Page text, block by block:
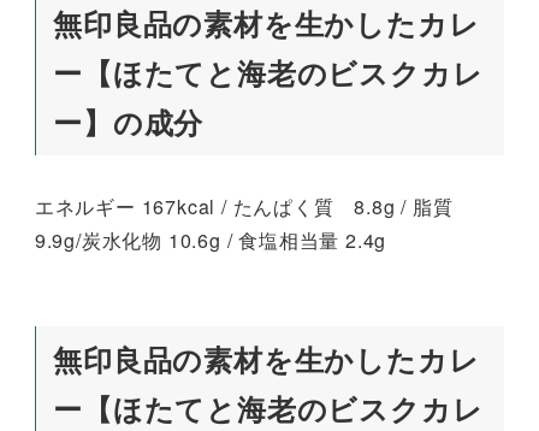
無印良品の素材を生かしたカレ
ー【ほたてと海老のビスクカレ
ー】の成分
エネルギー 167kcal / たんぱく質 8.8g / 脂質
9.9g/炭水化物 10.6g / 食塩相当量 2.4g
無印良品の素材を生かしたカレ
ー【ほたてと海老のビスクカレ